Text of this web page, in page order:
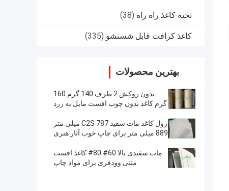
تخته کاغذ راه راه (38)
کاغذ کرافت قابل شستشو (335)
بهترین محصولات
بدون روکش 2 طرف 140 گرم 160
گرم کاغذ بدون چوب افست مایل به زرد
رول کاغذ مات سفید C2S 787 میلی متر
889 میلی متر برای چاپ خوب آثار هنری
مات سفیدی بالا 60# 80# کاغذ افست
متنی وودفری برای مواد چاپ